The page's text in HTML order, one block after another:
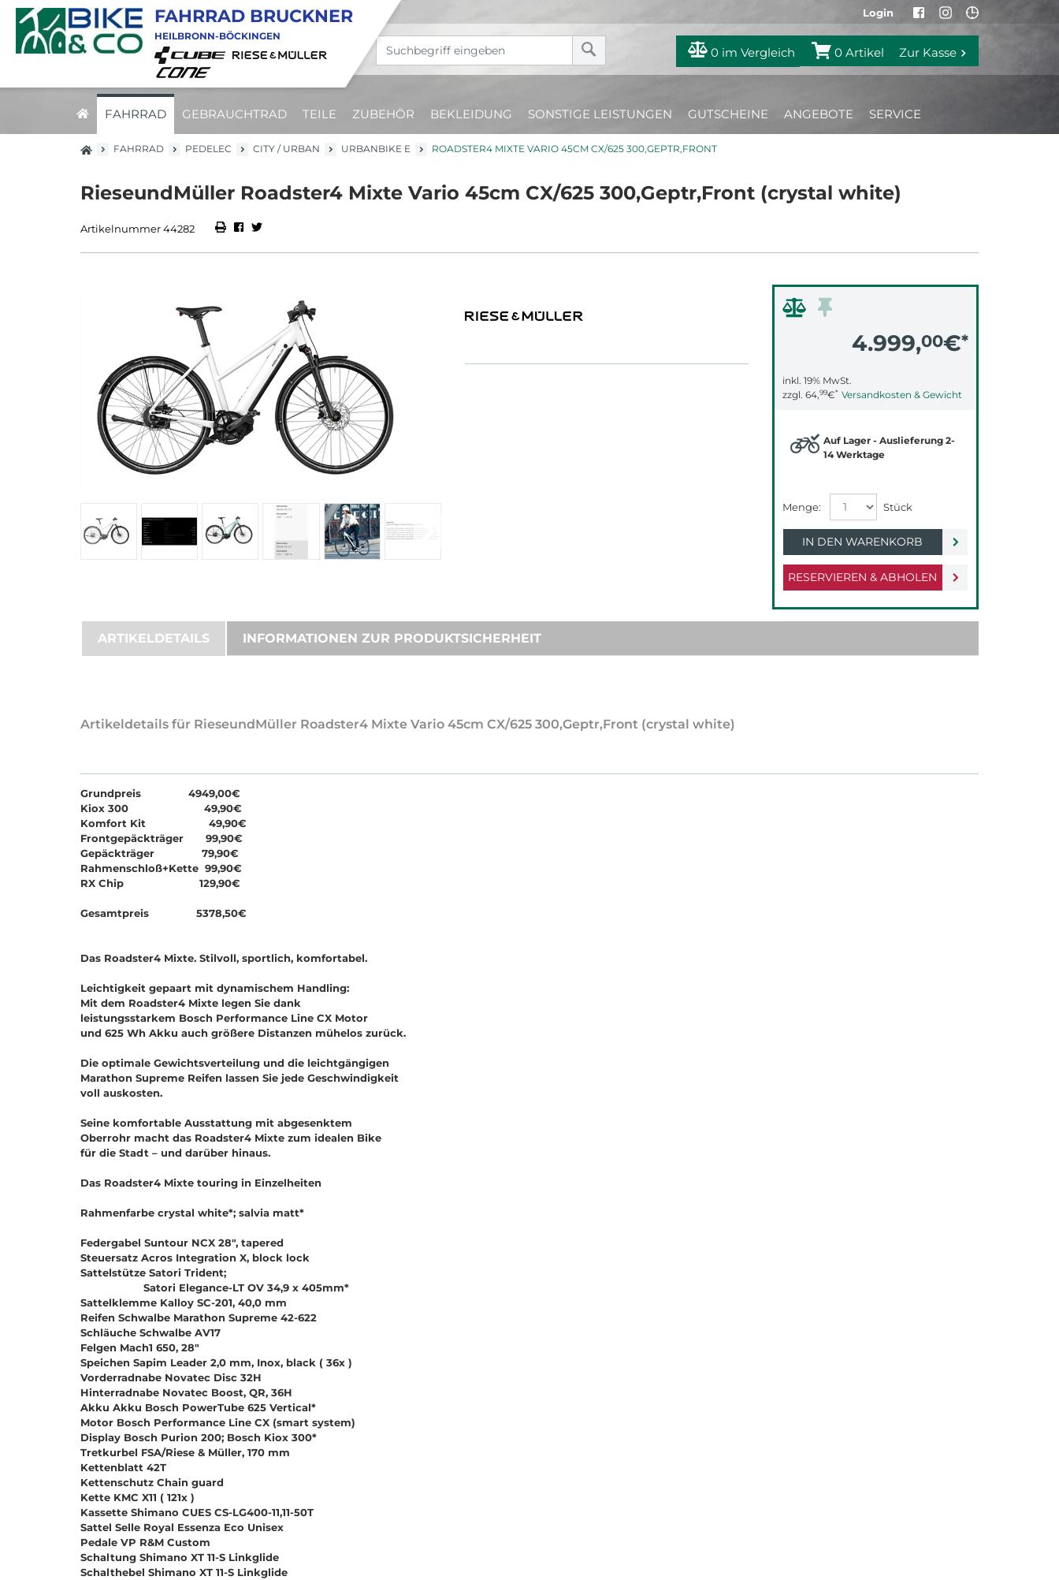
Login
0 im Vergleich 0 Artikel Zur Kasse
FAHRRAD GEBRAUCHTRAD TEILE ZUBEHÖR BEKLEIDUNG SONSTIGE LEISTUNGEN GUTSCHEINE ANGEBOTE SERVICE
FAHRRAD BRUCKNER
HEILBRONN-BÖCKINGEN
FAHRRAD PEDELEC CITY / URBAN URBANBIKE E ROADSTER4 MIXTE VARIO 45CM CX/625 300,GEPTR,FRONT
RieseundMüller Roadster4 Mixte Vario 45cm CX/625 300,Geptr,Front (crystal white)
Artikelnummer 44282
4.999,00€*
inkl. 19% MwSt.
zzgl. 64,99€* Versandkosten & Gewicht
RESERVIEREN & ABHOLEN
Auf Lager - Auslieferung 2-
14 Werktage
IN DEN WARENKORB
ARTIKELDETAILS INFORMATIONEN ZUR PRODUKTSICHERHEIT
Artikeldetails für RieseundMüller Roadster4 Mixte Vario 45cm CX/625 300,Geptr,Front (crystal white)
Grundpreis 4949,00€
Kiox 300 49,90€
Komfort Kit 49,90€
Frontgepäckträger 99,90€
Gepäckträger 79,90€
Rahmenschloß+Kette 99,90€
RX Chip 129,90€
Gesamtpreis 5378,50€
Das Roadster4 Mixte. Stilvoll, sportlich, komfortabel.
Leichtigkeit gepaart mit dynamischem Handling:
Mit dem Roadster4 Mixte legen Sie dank
leistungsstarkem Bosch Performance Line CX Motor
und 625 Wh Akku auch größere Distanzen mühelos zurück.
Die optimale Gewichtsverteilung und die leichtgängigen
Marathon Supreme Reifen lassen Sie jede Geschwindigkeit
voll auskosten.
Seine komfortable Ausstattung mit abgesenktem
Oberrohr macht das Roadster4 Mixte zum idealen Bike
für die Stadt – und darüber hinaus.
Das Roadster4 Mixte touring in Einzelheiten
Rahmenfarbe crystal white*; salvia matt*
Federgabel Suntour NCX 28", tapered
Steuersatz Acros Integration X, block lock
Sattelstütze Satori Trident;
Satori Elegance-LT OV 34,9 x 405mm*
Sattelklemme Kalloy SC-201, 40,0 mm
Reifen Schwalbe Marathon Supreme 42-622
Schläuche Schwalbe AV17
Felgen Mach1 650, 28"
Speichen Sapim Leader 2,0 mm, Inox, black ( 36x )
Vorderradnabe Novatec Disc 32H
Hinterradnabe Novatec Boost, QR, 36H
Akku Akku Bosch PowerTube 625 Vertical*
Motor Bosch Performance Line CX (smart system)
Display Bosch Purion 200; Bosch Kiox 300*
Tretkurbel FSA/Riese & Müller, 170 mm
Kettenblatt 42T
Kettenschutz Chain guard
Kette KMC X11 ( 121x )
Kassette Shimano CUES CS-LG400-11,11-50T
Sattel Selle Royal Essenza Eco Unisex
Pedale VP R&M Custom
Schaltung Shimano XT 11-S Linkglide
Schalthebel Shimano XT 11-S Linkglide